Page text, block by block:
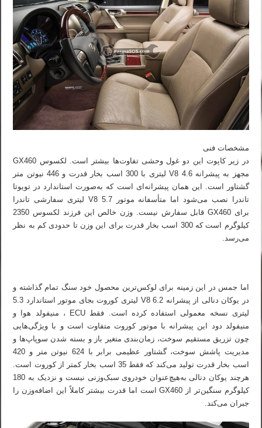
مشخصات فنی
در زیر کاپوت این دو غول وحشی تفاوت‌ها بیشتر است. لکسوس GX460
مجهز به پیشرانه V8 4.6 لیتری با 300 اسب بخار قدرت و 446 نیوتن متر
گشتاور است. این همان پیشرانه‌ای است که به‌صورت استاندارد در تویوتا
تاندرا نصب می‌شود اما متأسفانه موتور V8 5.7 لیتری سفارشی تاندرا
برای GX460 قابل سفارش نیست. وزن خالص این فرزند لکسوس 2350
کیلوگرم است که 300 اسب بخار قدرت برای این وزن تا حدودی کم به نظر
می‌رسد.
اما جمس در این زمینه برای لوکس‌ترین محصول خود سنگ تمام گذاشته و
در یوکان دنالی از پیشرانه V8 6.2 لیتری کوروت بجای موتور استاندارد 5.3
لیتری نسخه معمولی استفاده کرده است. فقط ECU ، منیفولد هوا و
منیفولد دود این پیشرانه با موتور کوروت متفاوت است و با ویژگی‌هایی
چون تزریق مستقیم سوخت، زمان‌بندی متغیر باز و بسته شدن سوپاپ‌ها و
مدیریت پاشش سوخت، گشتاور عظیمی برابر با 624 نیوتن متر و 420
اسب بخار قدرت تولید می‌کند که فقط 35 اسب بخار کمتر از کوروت است.
هرچند یوکان دنالی به‌هیچ‌عنوان خودروی سبک‌وزنی نیست و نزدیک به 180
کیلوگرم سنگین‌تر از GX460 است اما قدرت بیشتر کاملاً این اضافه‌وزن را
جبران می‌کند.